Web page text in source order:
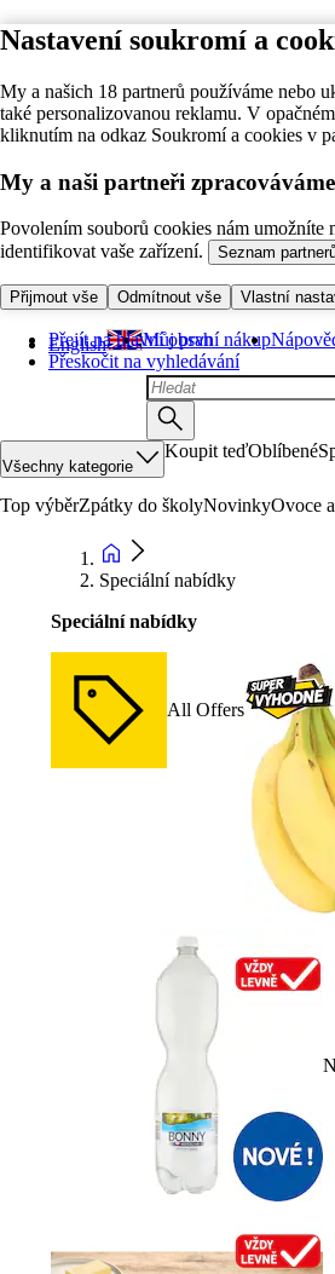
Nastavení soukromí a
My a našich 18 partnerů používáme nebo
také personalizovanou reklamu. V
kliknutím na odkaz Soukromí a cookies v
My a naši partneři
Povolením souborů cookies nám umožníte
identifikovat vaše zařízení.
Seznam
Přijmout vše Odmítnout vše Vlastní
Přejít na hlavní obsah
Přeskočit na vyhledávání
English Můj první nákup
Všechny kategorie
Koupit teďOblíbené
Top výběrZpátky do školyNovinkyOvoce
Speciální nabídky
Speciální nabídky
All Offers